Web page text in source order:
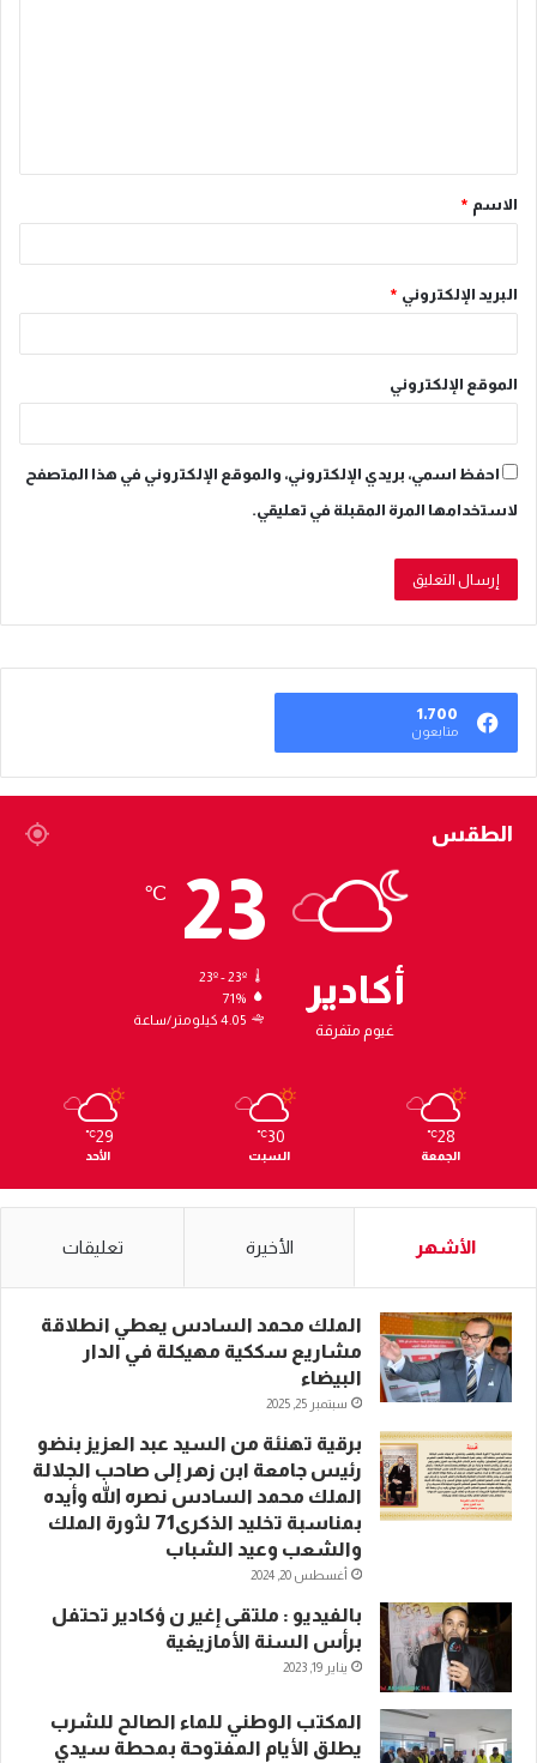
ق
*
الاسم *
البريد الإلكتروني *
الموقع الإلكتروني
احفظ اسمي، بريدي الإلكتروني، والموقع الإلكتروني في هذا المتصفح
لاستخدامها المرة المقبلة في تعليقي.
1٬700
متابعون
الطقس
أكادير
غيوم متفرقة
23
℃
23º - 23º
71%
4.05 كيلومتر/ساعة
28
℃
الجمعة
30
℃
السبت
29
℃
الأحد
الأشهر الأخيرة تعليقات
الملك محمد السادس يعطي انطلاقة
مشاريع سككية مهيكلة في الدار
البيضاء
سبتمبر 25, 2025
برقية تهنئة من السيد عبد العزيز بنضو
رئيس جامعة ابن زهر إلى صاحب الجلالة
الملك محمد السادس نصره الله وأيده
بمناسبة تخليد الذكرى71 لثورة الملك
والشعب وعيد الشباب
أغسطس 20, 2024
بالفيديو : ملتقى إغير ن ؤكادير تحتفل
برأس السنة الأمازيغية
يناير 19, 2023
المكتب الوطني للماء الصالح للشرب
يطلق الأيام المفتوحة بمحطة سيدي